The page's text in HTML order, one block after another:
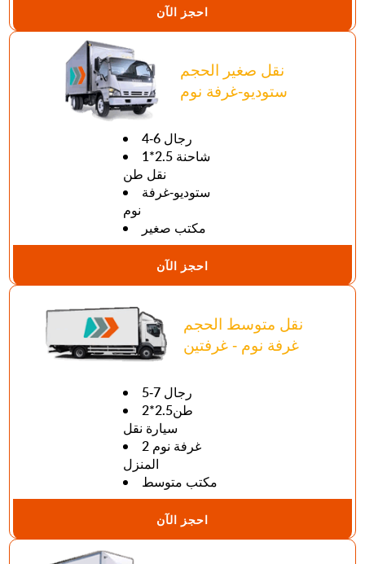
احجز الآن
نقل صغير الحجم
ستوديو-غرفة نوم
4-6 رجال
1*2.5 شاحنة
نقل طن
ستوديو-غرفة
نوم
مكتب صغير
احجز الآن
نقل متوسط الحجم
غرفة نوم - غرفتين
5-7 رجال
طن2.5*2
سيارة نقل
2 غرفة نوم
المنزل
مكتب متوسط
احجز الآن